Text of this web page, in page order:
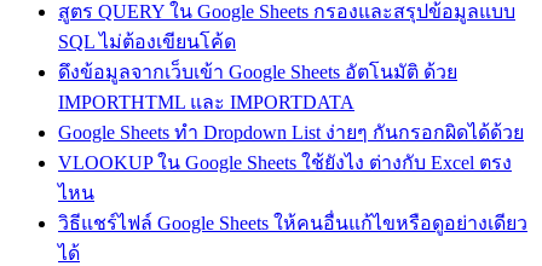
เซลล์
ข้อความ
รนับจํา
สูตร QUERY ใน Google Sheets กรองและสรุปข้อมูลแบบ
SQL ไม่ต้องเขียนโค้ด
ดึงข้อมูลจากเว็บเข้า Google Sheets อัตโนมัติ ด้วย
IMPORTHTML และ IMPORTDATA
Google Sheets ทำ Dropdown List ง่ายๆ กันกรอกผิดได้ด้วย
VLOOKUP ใน Google Sheets ใช้ยังไง ต่างกับ Excel ตรง
ไหน
วิธีแชร์ไฟล์ Google Sheets ให้คนอื่นแก้ไขหรือดูอย่างเดียว
ได้